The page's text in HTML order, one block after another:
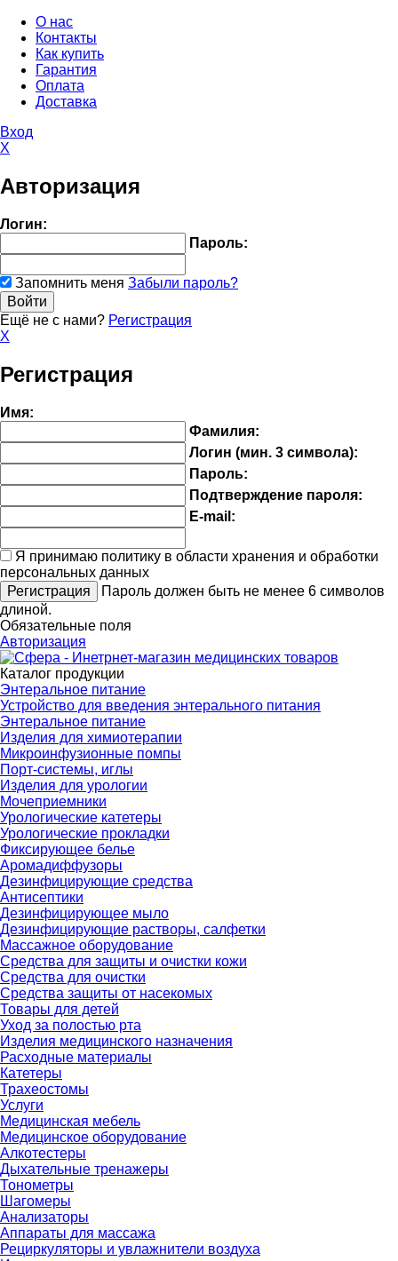
О нас
Контакты
Как купить
Гарантия
Оплата
Доставка
Вход
X
Авторизация
Логин:
Пароль:
Запомнить меня Забыли пароль?
Ещё не с нами? Регистрация
X
Регистрация
Имя:
Фамилия:
Логин (мин. 3 символа):
Пароль:
Подтверждение пароля:
E-mail:
Я принимаю политику в области хранения и обработки
персональных данных
Пароль должен быть не менее 6 символов
длиной.
Обязательные поля
Авторизация
Каталог продукции
Энтеральное питание
Устройство для введения энтерального питания
Энтеральное питание
Изделия для химиотерапии
Микроинфузионные помпы
Порт-системы, иглы
Изделия для урологии
Мочеприемники
Урологические катетеры
Урологические прокладки
Фиксирующее белье
Аромадиффузоры
Дезинфицирующие средства
Антисептики
Дезинфицирующее мыло
Дезинфицирующие растворы, салфетки
Массажное оборудование
Средства для защиты и очистки кожи
Средства для очистки
Средства защиты от насекомых
Товары для детей
Уход за полостью рта
Изделия медицинского назначения
Расходные материалы
Катетеры
Трахеостомы
Услуги
Медицинская мебель
Медицинское оборудование
Алкотестеры
Дыхательные тренажеры
Тонометры
Шагомеры
Анализаторы
Аппараты для массажа
Рециркуляторы и увлажнители воздуха